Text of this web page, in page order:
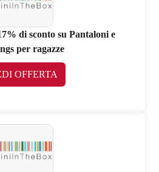
di sconto su Pantaloni e
per ragazze
OFFERTA